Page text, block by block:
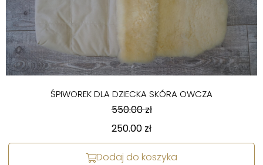
ŚPIWOREK DLA DZIECKA SKÓRA OWCZA
550.00zł
250.00 zł
Dodaj do koszyka